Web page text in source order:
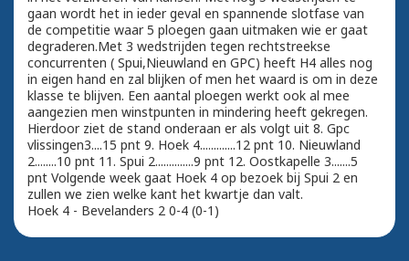
gaan wordt het in ieder geval en spannende slotfase van
de competitie waar 5 ploegen gaan uitmaken wie er gaat
degraderen.Met 3 wedstrijden tegen rechtstreekse
concurrenten ( Spui,Nieuwland en GPC) heeft H4 alles nog
in eigen hand en zal blijken of men het waard is om in deze
klasse te blijven. Een aantal ploegen werkt ook al mee
aangezien men winstpunten in mindering heeft gekregen.
Hierdoor ziet de stand onderaan er als volgt uit 8. Gpc
vlissingen3....15 pnt 9. Hoek 4.............12 pnt 10. Nieuwland
2........10 pnt 11. Spui 2..............9 pnt 12. Oostkapelle 3.......5
pnt Volgende week gaat Hoek 4 op bezoek bij Spui 2 en
zullen we zien welke kant het kwartje dan valt.
Hoek 4 - Bevelanders 2 0-4 (0-1)